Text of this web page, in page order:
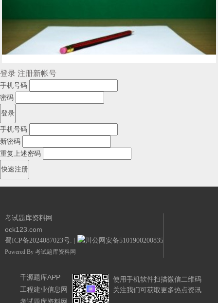
登录 注册新帐号
手机号码
密码
手机号码
新密码
重复上述密码
考试题库资料网
ock123.com
蜀ICP备2024087023号. 川公网安备51019002008351号.
Powered By 考试题库资料网
千源题库APP
工程建业信息网
使用手机软件扫描微信二维码
关注我们可获取更多热点资讯